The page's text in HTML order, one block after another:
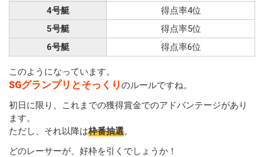
4号艇
得点率4位
5号艇
得点率5位
6号艇
得点率6位
このようになっています。
SGグランプリとそっくりのルールですね。
初日に限り、これまでの獲得賞金でのアドバンテージがあり
ます。
ただし、それ以降は枠番抽選。
どのレーサーが、好枠を引くでしょうか！